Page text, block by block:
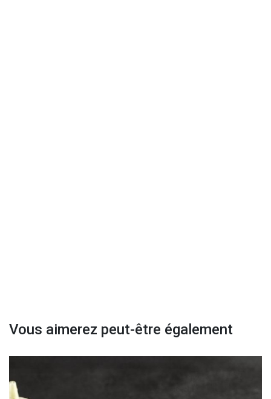
Vous aimerez peut-être également